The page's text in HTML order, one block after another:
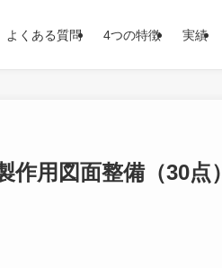
よくある質問 4つの特徴 実績
用図面整備（30点）